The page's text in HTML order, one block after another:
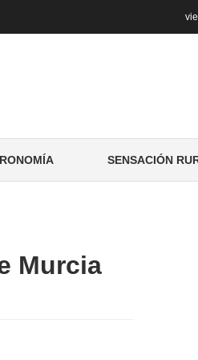
SENSACIÓN
Murcia